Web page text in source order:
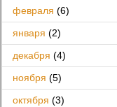
февраля (6)
января (2)
декабря (4)
ноября (5)
октября (3)